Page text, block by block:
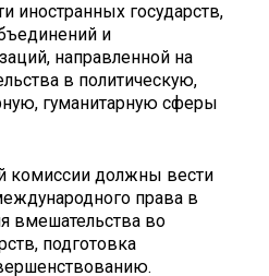
иностранных государств,
и
направленной на
в политическую,
гуманитарную сферы
комиссии должны вести
права в
вмешательства во
подготовка